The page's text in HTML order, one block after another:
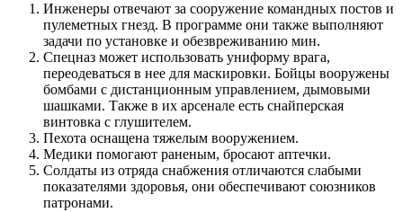
Инженеры отвечают за сооружение командных постов и
пулеметных гнезд. В программе они также выполняют
задачи по установке и обезвреживанию мин.
Спецназ может использовать униформу врага,
переодеваться в нее для маскировки. Бойцы вооружены
бомбами с дистанционным управлением, дымовыми
шашками. Также в их арсенале есть снайперская
винтовка с глушителем.
Пехота оснащена тяжелым вооружением.
Медики помогают раненым, бросают аптечки.
Солдаты из отряда снабжения отличаются слабыми
показателями здоровья, они обеспечивают союзников
патронами.